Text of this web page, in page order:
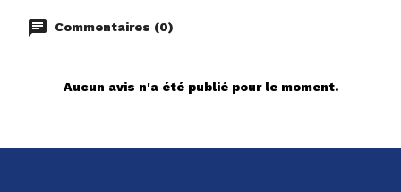
Commentaires (0)
Aucun avis n'a été publié pour le moment.